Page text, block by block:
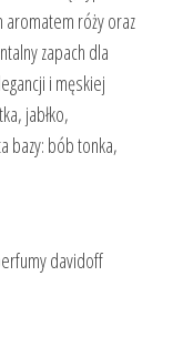
aromatem róży oraz
zapach dla
i męskiej
jabłko,
bazy: bób tonka,
davidoff